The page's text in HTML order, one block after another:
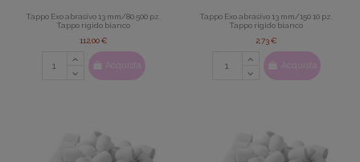
Tappo Exo abrasivo 13 mm/80 500 pz.
Tappo rigido bianco
112,00 €
Acquista
Tappo Exo abrasivo 13 mm/150 10 pz.
Tappo rigido bianco
2,73 €
Acquista